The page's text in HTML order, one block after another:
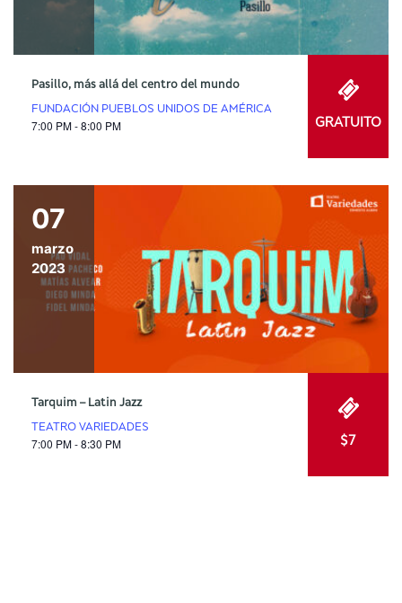
Pasillo, más allá del centro del mundo
FUNDACIÓN PUEBLOS UNIDOS DE AMÉRICA
7:00 PM - 8:00 PM GRATUITO
07
marzo
2023
Tarquim – Latin Jazz
TEATRO VARIEDADES
7:00 PM - 8:30 PM $7